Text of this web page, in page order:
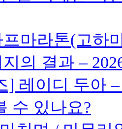
프마라톤(고하
의 결과 –
] 레이디 두아
수 있나요?